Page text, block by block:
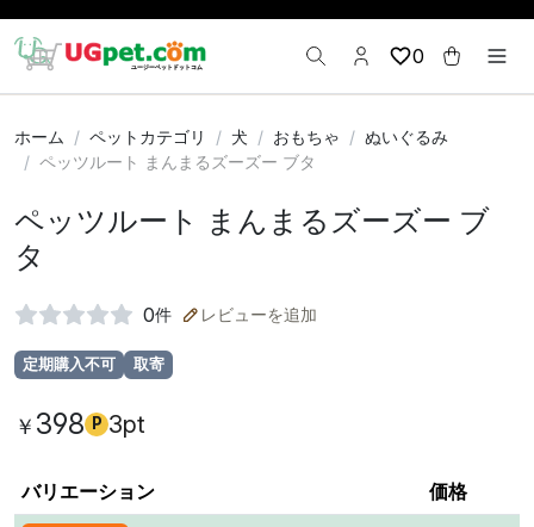
0
ホーム ペットカテゴリ 犬 おもちゃ
ぬいぐるみ
ペッツルート まんまるズーズー ブタ
ペッツルート まんまるズーズー ブ
タ
0件 レビューを追加
定期購入不可 取寄
￥ 398 P 3pt
バリエーション 価格